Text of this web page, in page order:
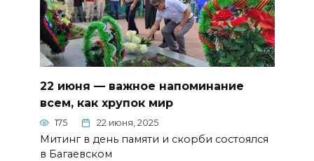
22 июня — важное напоминание
всем, как хрупок мир
175 22 июня, 2025
Митинг в день памяти и скорби состоялся
в Багаевском